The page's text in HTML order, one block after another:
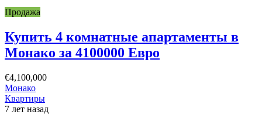
Продажа
Купить 4 комнатные апартаменты в
Монако за 4100000 Евро
€4,100,000
Монако
Квартиры
7 лет назад